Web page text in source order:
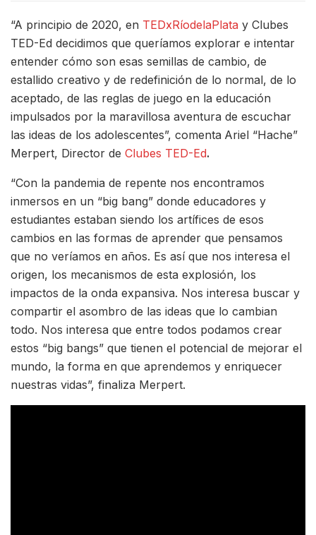
“A principio de 2020, en TEDxRíodelaPlata y Clubes
TED-Ed decidimos que queríamos explorar e intentar
entender cómo son esas semillas de cambio, de
estallido creativo y de redefinición de lo normal, de lo
aceptado, de las reglas de juego en la educación
impulsados por la maravillosa aventura de escuchar
las ideas de los adolescentes”, comenta Ariel “Hache”
Merpert, Director de Clubes TED-Ed.
“Con la pandemia de repente nos encontramos
inmersos en un “big bang” donde educadores y
estudiantes estaban siendo los artífices de esos
cambios en las formas de aprender que pensamos
que no veríamos en años. Es así que nos interesa el
origen, los mecanismos de esta explosión, los
impactos de la onda expansiva. Nos interesa buscar y
compartir el asombro de las ideas que lo cambian
todo. Nos interesa que entre todos podamos crear
estos “big bangs” que tienen el potencial de mejorar el
mundo, la forma en que aprendemos y enriquecer
nuestras vidas”, finaliza Merpert.